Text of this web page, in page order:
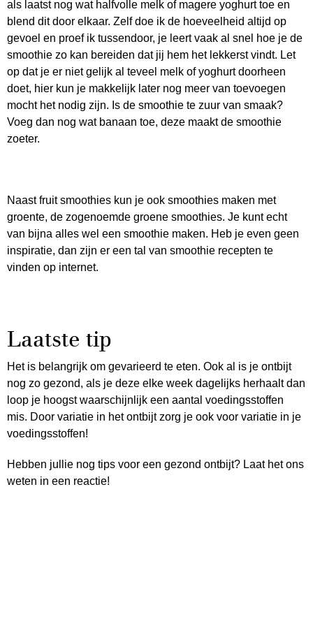
als laatst nog wat halfvolle melk of magere yoghurt toe en
blend dit door elkaar. Zelf doe ik de hoeveelheid altijd op
gevoel en proef ik tussendoor, je leert vaak al snel hoe je de
smoothie zo kan bereiden dat jij hem het lekkerst vindt. Let
op dat je er niet gelijk al teveel melk of yoghurt doorheen
doet, hier kun je makkelijk later nog meer van toevoegen
mocht het nodig zijn. Is de smoothie te zuur van smaak?
Voeg dan nog wat banaan toe, deze maakt de smoothie
zoeter.
Naast fruit smoothies kun je ook smoothies maken met
groente, de zogenoemde groene smoothies. Je kunt echt
van bijna alles wel een smoothie maken. Heb je even geen
inspiratie, dan zijn er een tal van smoothie recepten te
vinden op internet.
Laatste tip
Het is belangrijk om gevarieerd te eten. Ook al is je ontbijt
nog zo gezond, als je deze elke week dagelijks herhaalt dan
loop je hoogst waarschijnlijk een aantal voedingsstoffen
mis. Door variatie in het ontbijt zorg je ook voor variatie in je
voedingsstoffen!
Hebben jullie nog tips voor een gezond ontbijt? Laat het ons
weten in een reactie!